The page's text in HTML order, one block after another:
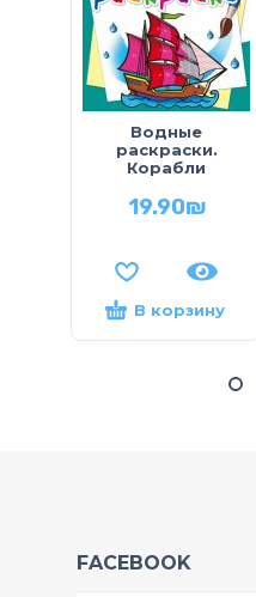
Водные
раскраски.
Корабли
19.90₪
В корзину
FACEBOOK